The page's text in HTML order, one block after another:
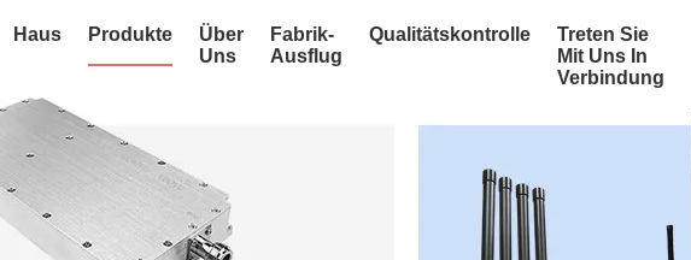
Haus Produkte
Über
Uns
Fabrik-
Ausflug
Qualitätskontrolle
Treten Sie
Mit Uns In
Verbindung